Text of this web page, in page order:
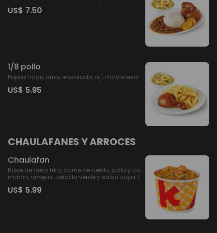
US$ 7.50
1/8 pollo
Papas fritas, arroz, ensalada, ají, mayonesa
US$ 5.95
CHAULAFANES Y ARROCES
Chaulafan
Base de arroz frito, carne de cerdo, pollo y ca
marón, arvejas, cebolla verde y salsa soya. In
US$ 5.99